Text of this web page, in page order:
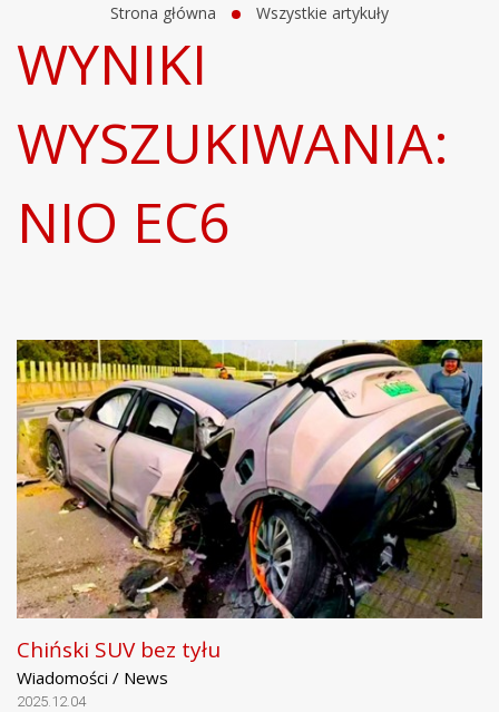
Strona główna Wszystkie artykuły
WYNIKI
WYSZUKIWANIA:
NIO EC6
Chiński SUV bez tyłu
Wiadomości / News
2025.12.04